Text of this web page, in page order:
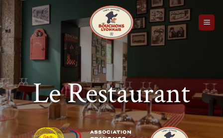
Passer
au
contenu
Le Restaurant